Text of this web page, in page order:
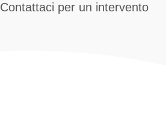
Contattaci per un intervento